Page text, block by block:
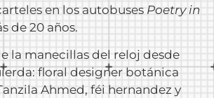
en los autobuses Poetry in
de 20 años.
la manecillas del reloj desde
floral designer botánica
Ahmed, féi hernandez y